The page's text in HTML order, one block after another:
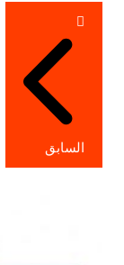
تصفّح
المقالات
السابق